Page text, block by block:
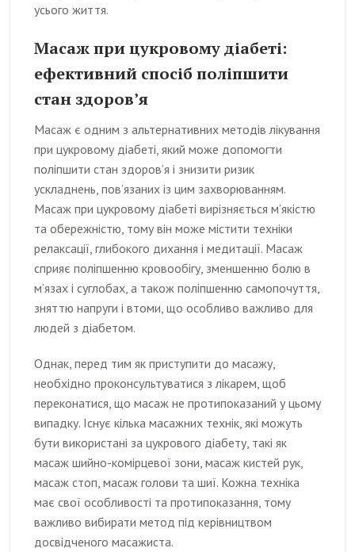
усього життя.
Масаж при цукровому діабеті:
ефективний спосіб поліпшити
стан здоров’я
Масаж є одним з альтернативних методів лікування
при цукровому діабеті, який може допомогти
поліпшити стан здоров’я і знизити ризик
ускладнень, пов’язаних із цим захворюванням.
Масаж при цукровому діабеті вирізняється м’якістю
та обережністю, тому він може містити техніки
релаксації, глибокого дихання і медитації. Масаж
сприяє поліпшенню кровообігу, зменшенню болю в
м’язах і суглобах, а також поліпшенню самопочуття,
зняттю напруги і втоми, що особливо важливо для
людей з діабетом.
Однак, перед тим як приступити до масажу,
необхідно проконсультуватися з лікарем, щоб
переконатися, що масаж не протипоказаний у цьому
випадку. Існує кілька масажних технік, які можуть
бути використані за цукрового діабету, такі як
масаж шийно-комірцевої зони, масаж кистей рук,
масаж стоп, масаж голови та шиї. Кожна техніка
має свої особливості та протипоказання, тому
важливо вибирати метод під керівництвом
досвідченого масажиста.